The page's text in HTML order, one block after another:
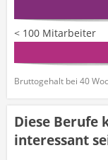
< 100 Mitarbeiter
Bruttogehalt bei 40
Diese Berufe
interessant